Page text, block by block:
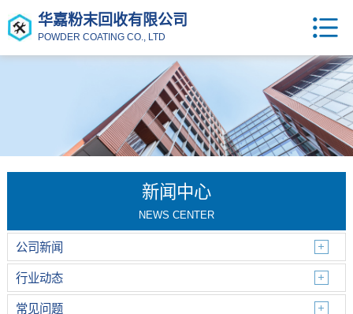
华嘉粉末回收有限公司
POWDER COATING CO., LTD
新闻中心
NEWS CENTER
公司新闻
行业动态
常见问题